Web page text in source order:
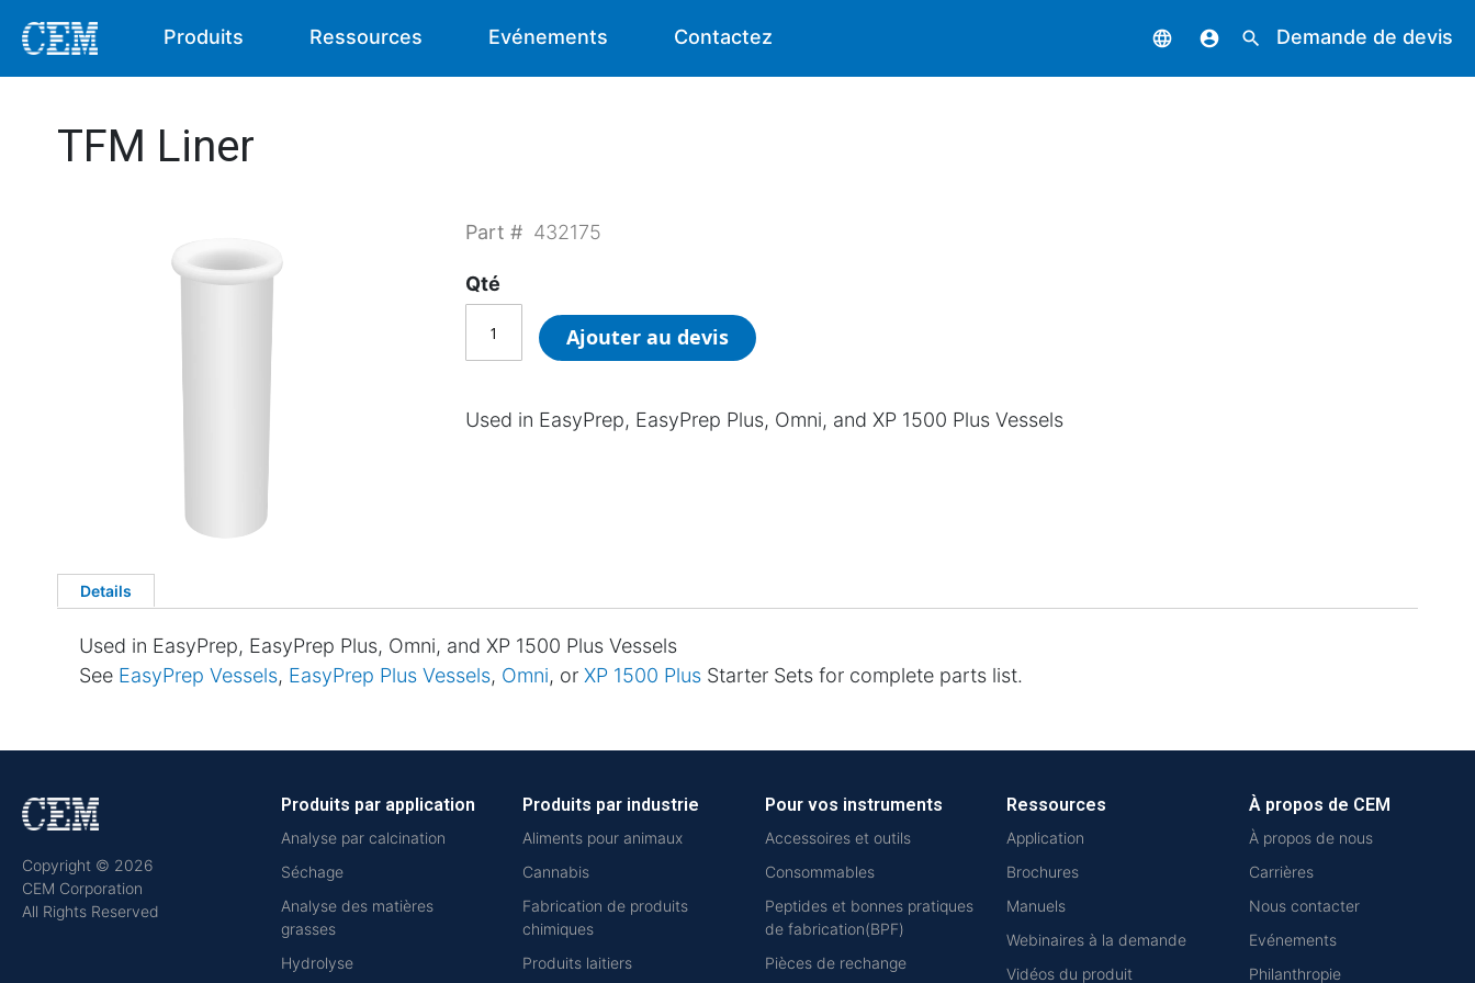
Produits Ressources Evénements Contactez language account_circle search Demande de devis
TFM Liner
Part # 432175
Qté
Ajouter au devis
Used in EasyPrep, EasyPrep Plus, Omni, and XP 1500 Plus Vessels
Details
Used in EasyPrep, EasyPrep Plus, Omni, and XP 1500 Plus Vessels
See EasyPrep Vessels, EasyPrep Plus Vessels, Omni, or XP 1500 Plus Starter Sets for complete parts list.
Copyright © 2026
CEM Corporation
All Rights Reserved
Produits par application
Analyse par calcination
Séchage
Analyse des matières
grasses
Hydrolyse
Produits par industrie
Aliments pour animaux
Cannabis
Fabrication de produits
chimiques
Produits laitiers
Pour vos instruments
Accessoires et outils
Consommables
Peptides et bonnes pratiques
de fabrication(BPF)
Pièces de rechange
Ressources
Application
Brochures
Manuels
Webinaires à la demande
Vidéos du produit
À propos de CEM
À propos de nous
Carrières
Nous contacter
Evénements
Philanthropie